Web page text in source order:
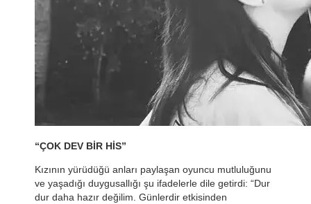
“ÇOK DEV BİR HİS”
Kızının yürüdüğü anları paylaşan oyuncu mutluluğunu
ve yaşadığı duygusallığı şu ifadelerle dile getirdi: “Dur
dur daha hazır değilim. Günlerdir etkisinden